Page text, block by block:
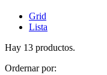
Grid
Lista
Hay 13 productos.
Ordernar por: